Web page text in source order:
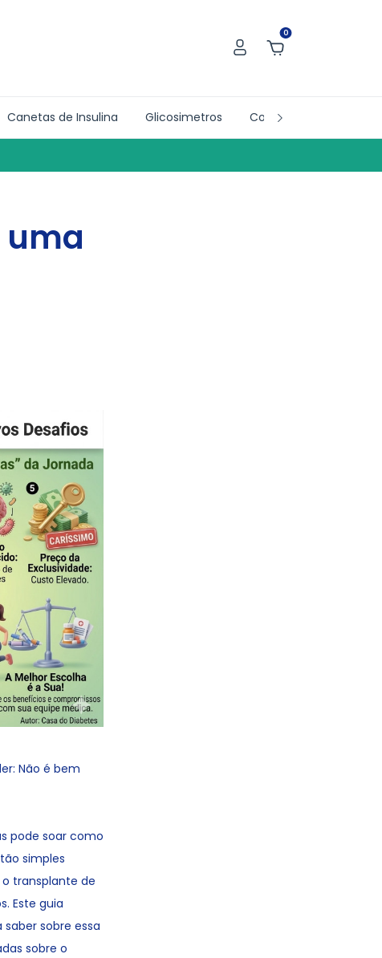
0
Canetas de Insulina Glicosimetros Collab´s
uma
Não é bem
pode soar como
simples
transplante de
Este guia
sobre essa
sobre o